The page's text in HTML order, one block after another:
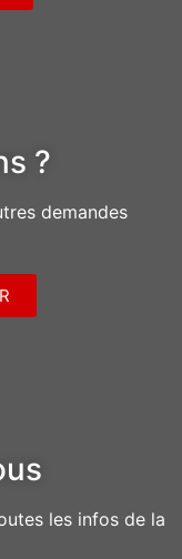
?
demandes
les infos de la